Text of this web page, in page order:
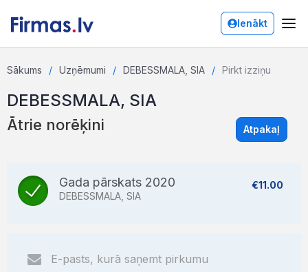
Ienākt
Sākums Uzņēmumi DEBESSMALA, SIA Pirkt izziņu
DEBESSMALA, SIA
Ātrie norēķini Atpakaļ
Gada pārskats 2020
DEBESSMALA, SIA
€11.00